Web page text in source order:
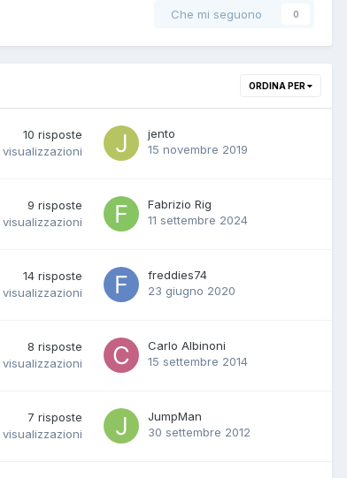
Che mi seguono 0
ORDINA PER
10 risposte
visualizzazioni
jento
15 novembre 2019
9 risposte
visualizzazioni
Fabrizio Rig
11 settembre 2024
14 risposte
visualizzazioni
freddies74
23 giugno 2020
8 risposte
visualizzazioni
Carlo Albinoni
15 settembre 2014
7 risposte
visualizzazioni
JumpMan
30 settembre 2012